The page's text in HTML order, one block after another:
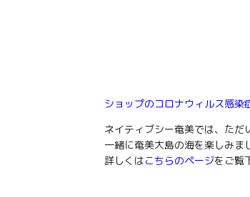
ショップのコロナウィルス感染
ネイティブシー奄美では、ただ
一緒に奄美大島の海を楽しみま
詳しくはこちらのページをご覧